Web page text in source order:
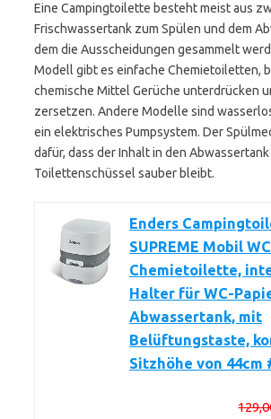
Eine Campingtoilette besteht meist aus
Frischwassertank zum Spülen und dem
dem die Ausscheidungen gesammelt
Modell gibt es einfache Chemietoiletten,
chemische Mittel Gerüche unterdrücken
zersetzen. Andere Modelle sind
ein elektrisches Pumpsystem. Der
dafür, dass der Inhalt in den
Toilettenschüssel sauber bleibt.
Enders
SUPREME Mobil WC
Chemietoilette,
Halter für WC-
Abwassertank, mit
Belüftungstaste,
Sitzhöhe von 44cm